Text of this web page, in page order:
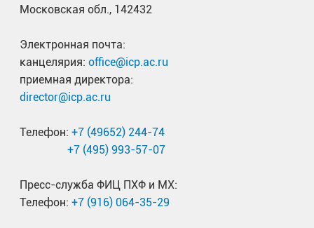
Московская обл., 142432
Электронная почта:
канцелярия: office@icp.ac.ru
приемная директора:
director@icp.ac.ru
Телефон: +7 (49652) 244-74
+7 (495) 993-57-07
Пресс-служба ФИЦ ПХФ и МХ:
Телефон: +7 (916) 064-35-29